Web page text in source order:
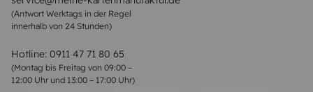
(Antwort Werktags in der Regel
innerhalb von 24 Stunden)
Hotline: 0911 47 71 80 65
(Montag bis Freitag von 09:00 –
12:00 Uhr und 13:00 – 17:00 Uhr)
Sprüche zur Konfirmation & Kommunion
Weihnachtsgedichte
Liebessprüche
Geburtstagssprüche
Trauersprüche